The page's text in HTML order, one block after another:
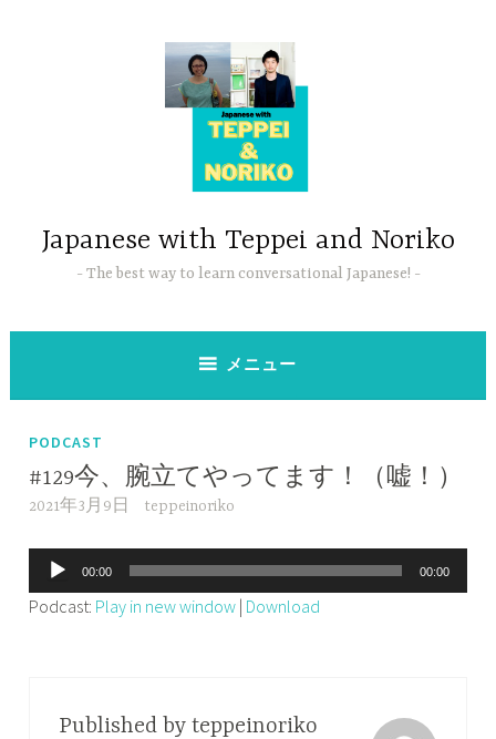
Japanese with Teppei and Noriko
The best way to learn conversational Japanese!
メニュー
PODCAST
#129今、腕立てやってます！（嘘！）
2021年3月9日 teppeinoriko
声
プ
00:00 00:00
Podcast: Play in new window | Download
Published by teppeinoriko